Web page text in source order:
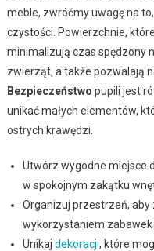
meble, zwróćmy uwagę na
czystości. Powierzchnie,
minimalizują czas spędzony
zwierząt, a także pozwalają
Bezpieczeństwo pupili jest
unikać małych elementów,
ostrych krawędzi.
Utwórz wygodne miejsce
w spokojnym zakątku
Organizuj przestrzeń, aby
wykorzystaniem zabawek
Unikaj dekoracji, które